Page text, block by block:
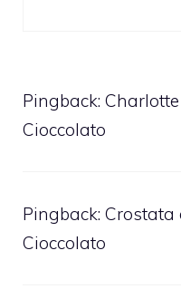
Pingback:
Cioccolato
Pingback: Crostata
Cioccolato